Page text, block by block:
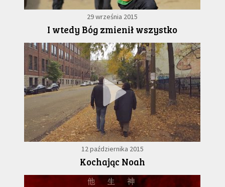
29 września 2015
I wtedy Bóg zmienił wszystko
12 października 2015
Kochając Noah